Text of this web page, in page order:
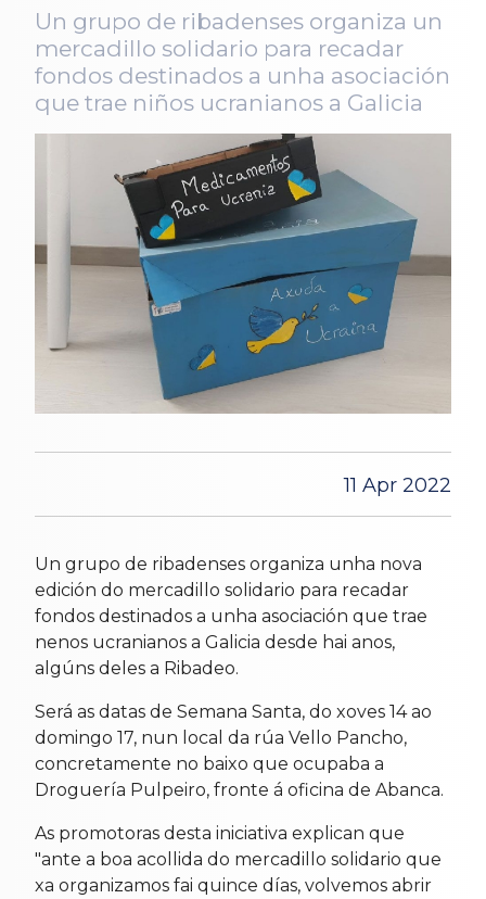
Un grupo de ribadenses organiza un
mercadillo solidario para recadar
fondos destinados a unha asociación
que trae niños ucranianos a Galicia
11 Apr 2022
Un grupo de ribadenses organiza unha nova
edición do mercadillo solidario para recadar
fondos destinados a unha asociación que trae
nenos ucranianos a Galicia desde hai anos,
algúns deles a Ribadeo.
Será as datas de Semana Santa, do xoves 14 ao
domingo 17, nun local da rúa Vello Pancho,
concretamente no baixo que ocupaba a
Droguería Pulpeiro, fronte á oficina de Abanca.
As promotoras desta iniciativa explican que
"ante a boa acollida do mercadillo solidario que
xa organizamos fai quince días, volvemos abrir